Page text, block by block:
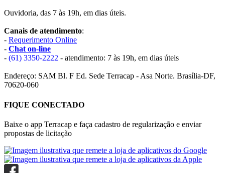
Ouvidoria, das 7 às 19h, em dias úteis.
Canais de atendimento:
- Requerimento Online
- Chat on-line
- (61) 3350-2222 - atendimento: 7 às 19h, em dias úteis
Endereço: SAM Bl. F Ed. Sede Terracap - Asa Norte. Brasília-DF,
70620-060
FIQUE CONECTADO
Baixe o app Terracap e faça cadastro de regularização e enviar
propostas de licitação